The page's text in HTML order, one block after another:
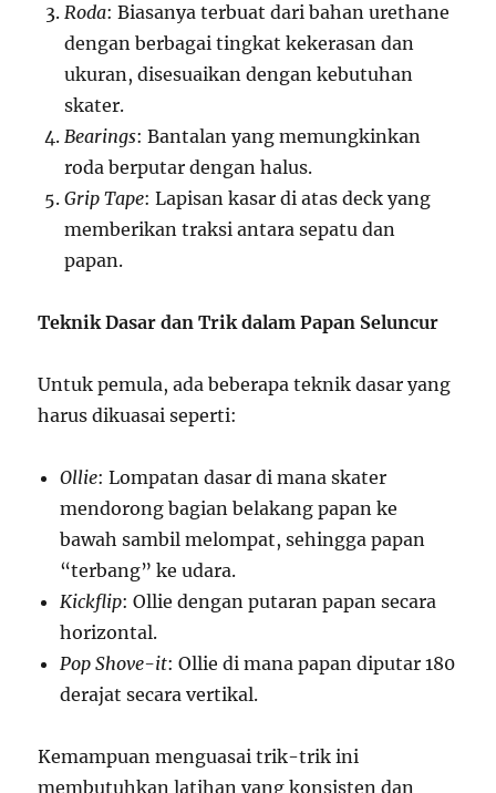
Roda: Biasanya terbuat dari bahan urethane
dengan berbagai tingkat kekerasan dan
ukuran, disesuaikan dengan kebutuhan
skater.
Bearings: Bantalan yang memungkinkan
roda berputar dengan halus.
Grip Tape: Lapisan kasar di atas deck yang
memberikan traksi antara sepatu dan
papan.
Teknik Dasar dan Trik dalam Papan Seluncur
Untuk pemula, ada beberapa teknik dasar yang
harus dikuasai seperti:
Ollie: Lompatan dasar di mana skater
mendorong bagian belakang papan ke
bawah sambil melompat, sehingga papan
“terbang” ke udara.
Kickflip: Ollie dengan putaran papan secara
horizontal.
Pop Shove-it: Ollie di mana papan diputar 180
derajat secara vertikal.
Kemampuan menguasai trik-trik ini
membutuhkan latihan yang konsisten dan